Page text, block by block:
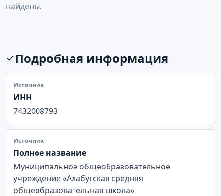
найдены.
Подробная информация
Источник
ИНН
7432008793
Источник
Полное название
Муниципальное общеобразовательное
учреждение «Алабугская средняя
общеобразовательная школа»